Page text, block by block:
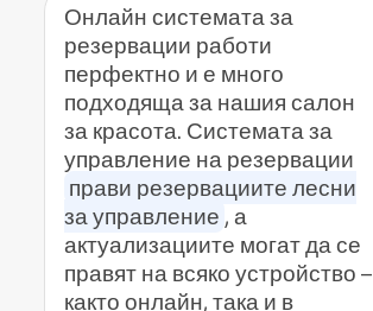
Онлайн системата за
резервации работи
перфектно и е много
подходяща за нашия салон
за красота. Системата за
управление на резервации
прави резервациите лесни
за управление , а
актуализациите могат да се
правят на всяко устройство –
както онлайн, така и в